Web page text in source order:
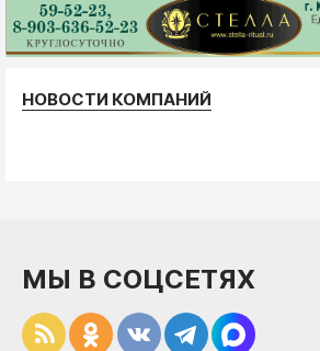
НОВОСТИ КОМПАНИЙ
МЫ В СОЦСЕТЯХ